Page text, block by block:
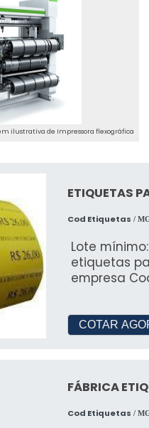
ilustrativa de Impressora flexográfica
ETIQUETAS
Cod Etiquetas /
Lote mínimo: 2 mil
etiquetas
empresa
COTAR
FÁBRICA
Cod Etiquetas /